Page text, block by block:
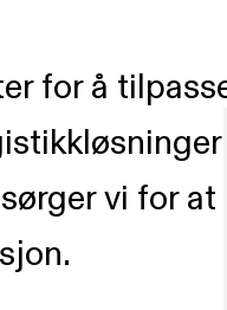
for å
vi for